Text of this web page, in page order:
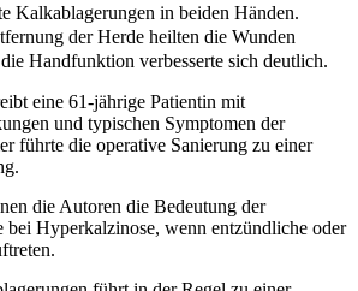
Kalkablagerungen in beiden Händen.
der Herde heilten die Wunden
Handfunktion verbesserte sich deutlich.
eine 61-jährige Patientin mit
und typischen Symptomen der
führte die operative Sanierung zu einer
die Autoren die Bedeutung der
bei Hyperkalzinose, wenn entzündliche oder